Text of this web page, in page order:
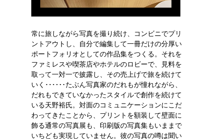
常に旅しながら写真を撮り続け、コンビニでプリ
ントアウトし、自分で編集して一冊だけの分厚い
ポートフォリオとしての作品集をつくる。それを
ファミレスや喫茶店やホテルのロビーで、見料を
取って一対一で披露し、その売上げで旅を続けて
いく･･････たぶん写真家のだれもが憧れながら、
だれもできていなかったスタイルで創作を続けて
いる天野裕氏。対面のコミュニケーションにこだ
わってきたことから、プリントを額装して壁面に
飾る通常の写真展も、印刷版の写真集もいままで
いちども実現していません。彼の写真の噂は聞い